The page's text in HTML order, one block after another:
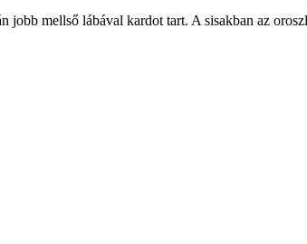
mellső lábával kardot tart. A sisakban az